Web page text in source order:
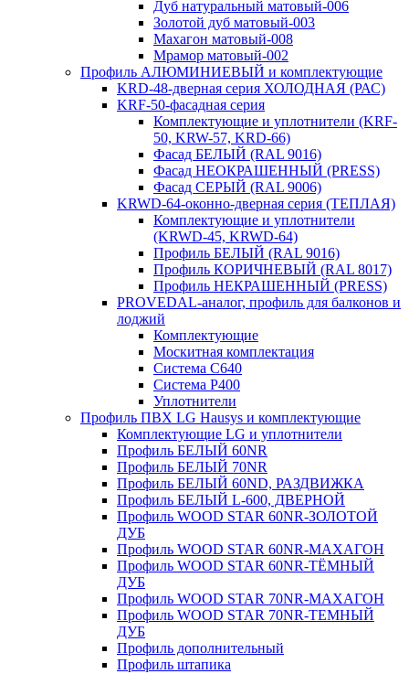
Дуб натуральный матовый-006
Золотой дуб матовый-003
Махагон матовый-008
Мрамор матовый-002
Профиль АЛЮМИНИЕВЫЙ и комплектующие
KRD-48-дверная серия ХОЛОДНАЯ (РАС)
KRF-50-фасадная серия
Комплектующие и уплотнители (KRF-
50, KRW-57, KRD-66)
Фасад БЕЛЫЙ (RAL 9016)
Фасад НЕОКРАШЕННЫЙ (PRESS)
Фасад СЕРЫЙ (RAL 9006)
KRWD-64-оконно-дверная серия (ТЕПЛАЯ)
Комплектующие и уплотнители
(KRWD-45, KRWD-64)
Профиль БЕЛЫЙ (RAL 9016)
Профиль КОРИЧНЕВЫЙ (RAL 8017)
Профиль НЕКРАШЕННЫЙ (PRESS)
PROVEDAL-аналог, профиль для балконов и
лоджий
Комплектующие
Москитная комплектация
Система C640
Система P400
Уплотнители
Профиль ПВХ LG Hausys и комплектующие
Комплектующие LG и уплотнители
Профиль БЕЛЫЙ 60NR
Профиль БЕЛЫЙ 70NR
Профиль БЕЛЫЙ 60ND, РАЗДВИЖКА
Профиль БЕЛЫЙ L-600, ДВЕРНОЙ
Профиль WOOD STAR 60NR-ЗОЛОТОЙ
ДУБ
Профиль WOOD STAR 60NR-МАХАГОН
Профиль WOOD STAR 60NR-ТЁМНЫЙ
ДУБ
Профиль WOOD STAR 70NR-МАХАГОН
Профиль WOOD STAR 70NR-ТЕМНЫЙ
ДУБ
Профиль дополнительный
Профиль штапика